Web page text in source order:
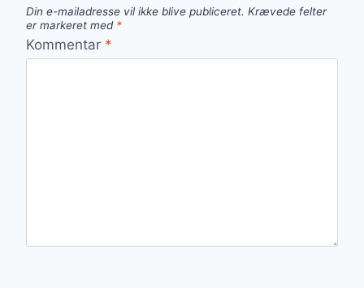
Din e-mailadresse vil ikke blive publiceret. Krævede felter
er markeret med *
Kommentar *